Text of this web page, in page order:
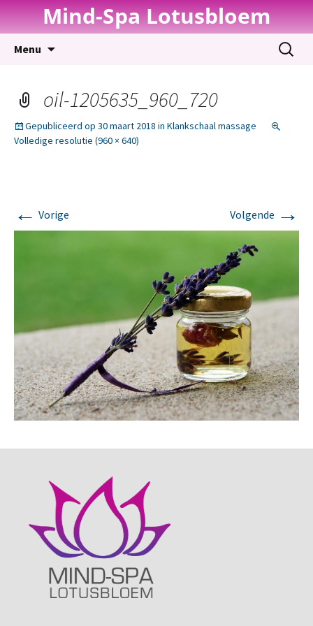
Mind-Spa Lotusbloem
Menu
Zoeken
naar:
oil-1205635_960_720
Gepubliceerd op 30 maart 2018 in Klankschaal massage
Volledige resolutie (960 × 640)
← Vorige Volgende →